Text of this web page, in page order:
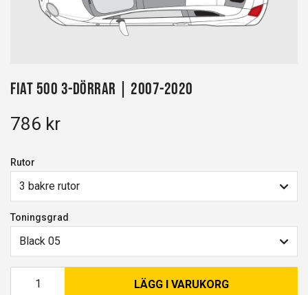
Fiat 500 3-dörrar | 2007-2020
786 kr
Rutor
3 bakre rutor
Toningsgrad
Black 05
LÄGG I VARUKORG